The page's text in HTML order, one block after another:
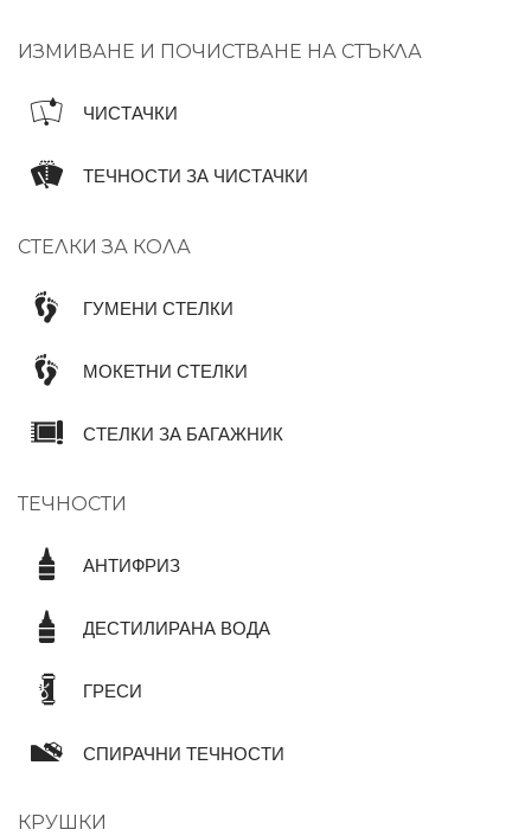
ИЗМИВАНЕ И ПОЧИСТВАНЕ НА СТЪКЛА
ЧИСТАЧКИ
ТЕЧНОСТИ ЗА ЧИСТАЧКИ
СТЕЛКИ ЗА КОЛА
ГУМЕНИ СТЕЛКИ
МОКЕТНИ СТЕЛКИ
СТЕЛКИ ЗА БАГАЖНИК
ТЕЧНОСТИ
АНТИФРИЗ
ДЕСТИЛИРАНА ВОДА
ГРЕСИ
СПИРАЧНИ ТЕЧНОСТИ
КРУШКИ